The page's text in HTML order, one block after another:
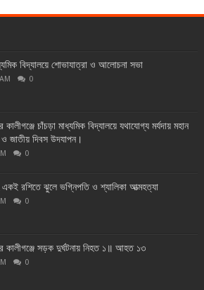
বিদ্যালয়ে শোভাযাত্রা ও আলোচনা সভা
0
কালীগঞ্জে চাঁচড়া মাধ্যমিক বিদ্যালয়ে যথাযোগ্য মর্যদায় মহান
ও জাতীয় দিবস উদযাপন।
0
একই রশিতে ঝুলে ভগ্নিপতি ও শ্যালিকা আত্মহত্যা
0
কালীগঞ্জে সড়ক দুর্ঘটনায় নিহত ১॥ আহত ১৩
0